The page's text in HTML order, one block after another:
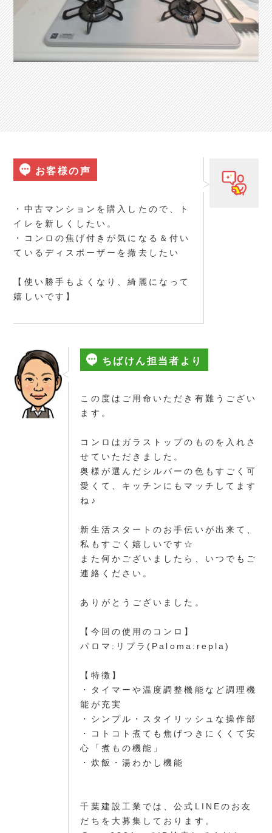
お客様の声
・中古マンションを購入したので、ト
イレを新しくしたい。
・コンロの焦げ付きが気になる＆付い
ているディスポーザーを撤去したい
【使い勝手もよくなり、綺麗になって
嬉しいです】
ちばけん担当者より
この度はご用命いただき有難うござい
ます。
コンロはガラストップのものを入れさ
せていただきました。
奥様が選んだシルバーの色もすごく可
愛くて、キッチンにもマッチしてます
ね♪
新生活スタートのお手伝いが出来て、
私もすごく嬉しいです☆
また何かございましたら、いつでもご
連絡ください。
ありがとうございました。
【今回の使用のコンロ】
パロマ:リプラ(Paloma:repla)
【特徴】
・タイマーや温度調整機能など調理機
能が充実
・シンプル・スタイリッシュな操作部
・コトコト煮ても焦げつきにくくて安
心「煮もの機能」
・炊飯・湯わかし機能
千葉建設工業では、公式LINEのお友
だちを大募集しております。